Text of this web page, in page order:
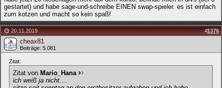
gestartet) und habe sage-und-schreibe EINEN swap-spieler. es ist einfach
zum kotzen und macht so kein spaß!
20.11.2019 #1376
cheax81
Beiträge: 5.081
Zitat:
Zitat von Mario_Hana
ich weiß ja nicht....